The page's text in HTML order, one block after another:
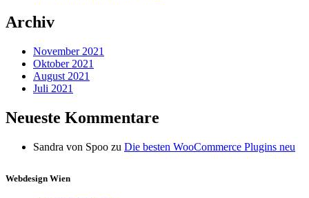
Archiv
November 2021
Oktober 2021
August 2021
Juli 2021
Neueste Kommentare
Sandra von Spoo zu Die besten WooCommerce Plugins neu
Webdesign Wien